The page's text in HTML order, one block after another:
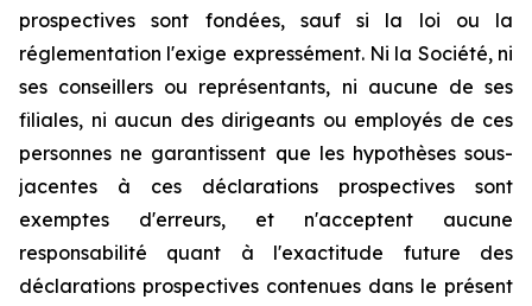
prospectives sont fondées, sauf si la loi ou la
réglementation l'exige expressément. Ni la Société, ni
ses conseillers ou représentants, ni aucune de ses
filiales, ni aucun des dirigeants ou employés de ces
personnes ne garantissent que les hypothèses sous-
jacentes à ces déclarations prospectives sont
exemptes d'erreurs, et n'acceptent aucune
responsabilité quant à l'exactitude future des
déclarations prospectives contenues dans le présent